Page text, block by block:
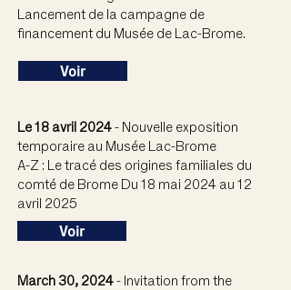
Le 18 avril 2024- Nouvelle exposition
temporaire au Musée Lac-Brome
A-Z : Le tracé des origines familiales du
comté de Brome Du 18 mai 2024 au 12
avril 2025
Voir
March 30, 2024- Invitation from the
Lancement de la campagne de
financement du Musée de Lac-Brome.
Voir